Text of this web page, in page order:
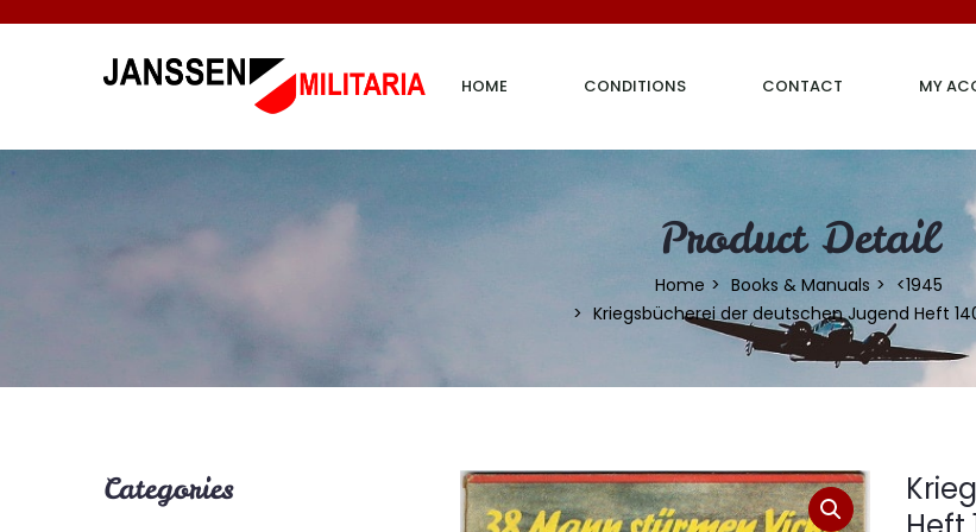
HOME CONDITIONS CONTACT MY
Product Detail
Home Books & Manuals
<1945
Kriegsbücherei der deutschen Jugend Heft
Categories